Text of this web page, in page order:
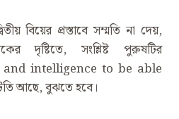
বিয়ের প্রস্তাবে সম্মতি না দেয়,
দৃষ্টিতে, সংশ্লিষ্ট পুরুষটির
intelligence to be able
আছে, বুঝতে হবে।